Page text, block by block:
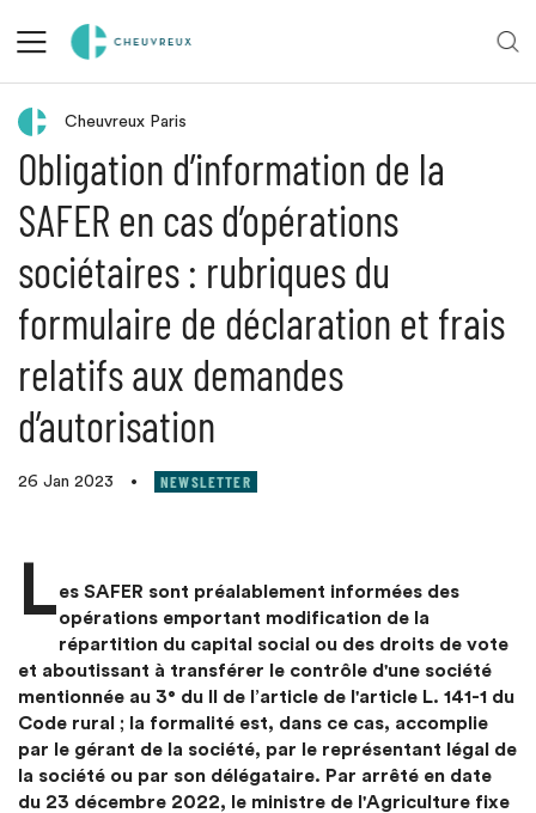
Retour aux actualités
Cheuvreux Paris
Obligation d’information de la
SAFER en cas d’opérations
sociétaires : rubriques du
formulaire de déclaration et frais
relatifs aux demandes
d’autorisation
26 Jan 2023 • NEWSLETTER
Les SAFER sont préalablement informées des
opérations emportant modification de la
répartition du capital social ou des droits de vote
et aboutissant à transférer le contrôle d'une société
mentionnée au 3° du II de l’article de l'article L. 141-1 du
Code rural ; la formalité est, dans ce cas, accomplie
par le gérant de la société, par le représentant légal de
la société ou par son délégataire. Par arrêté en date
du 23 décembre 2022, le ministre de l'Agriculture fixe